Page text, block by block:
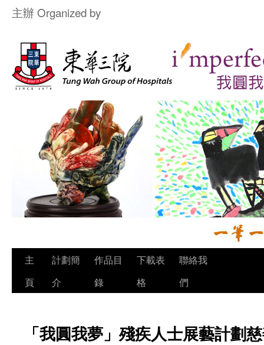
主辦 Organized by
主
頁
計劃簡
介
作品目
錄
下載表
格
聯絡我
們
「我圓我夢」殘疾人士展藝計劃